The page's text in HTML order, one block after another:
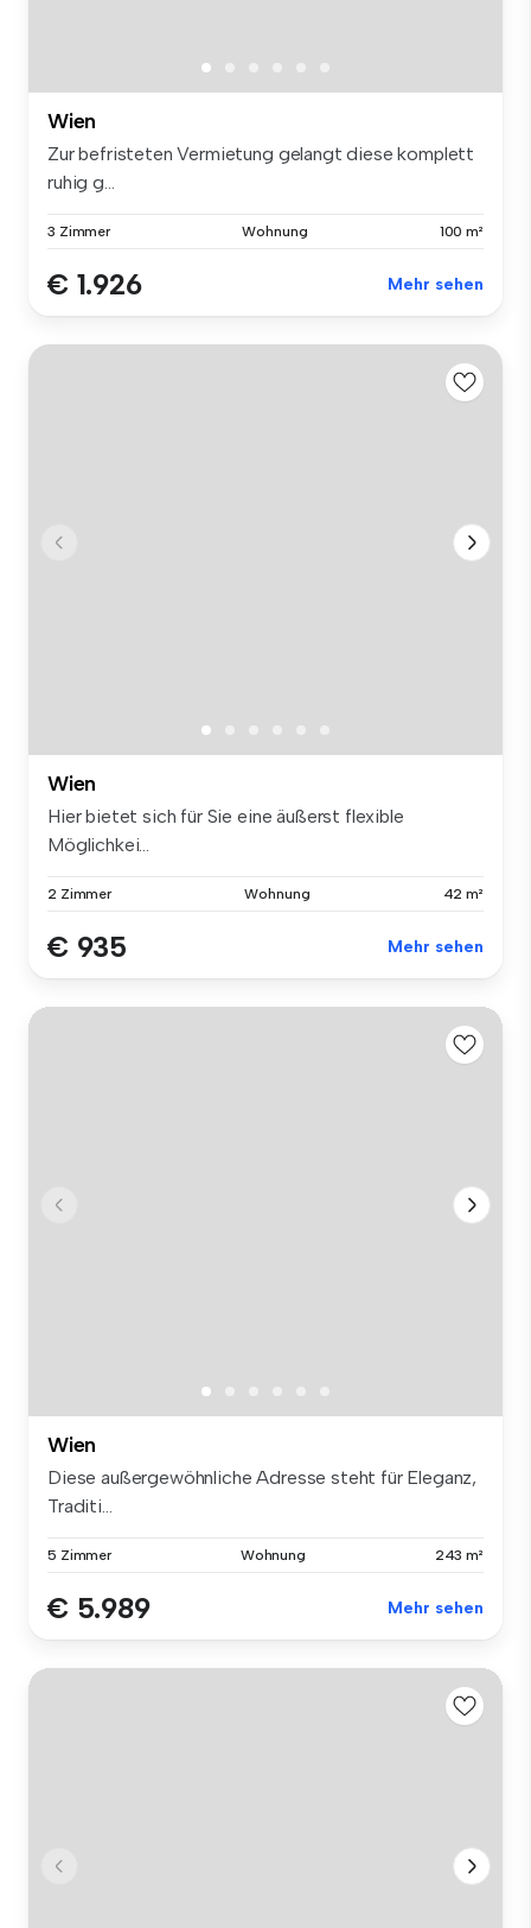
Wien
Zur befristeten Vermietung gelangt diese komplett
ruhig g...
3 Zimmer Wohnung 100 m²
€ 1.926 Mehr sehen
Wien
Hier bietet sich für Sie eine äußerst flexible
Möglichkei...
2 Zimmer Wohnung 42 m²
€ 935 Mehr sehen
Wien
Diese außergewöhnliche Adresse steht für Eleganz,
Traditi...
5 Zimmer Wohnung 243 m²
€ 5.989 Mehr sehen